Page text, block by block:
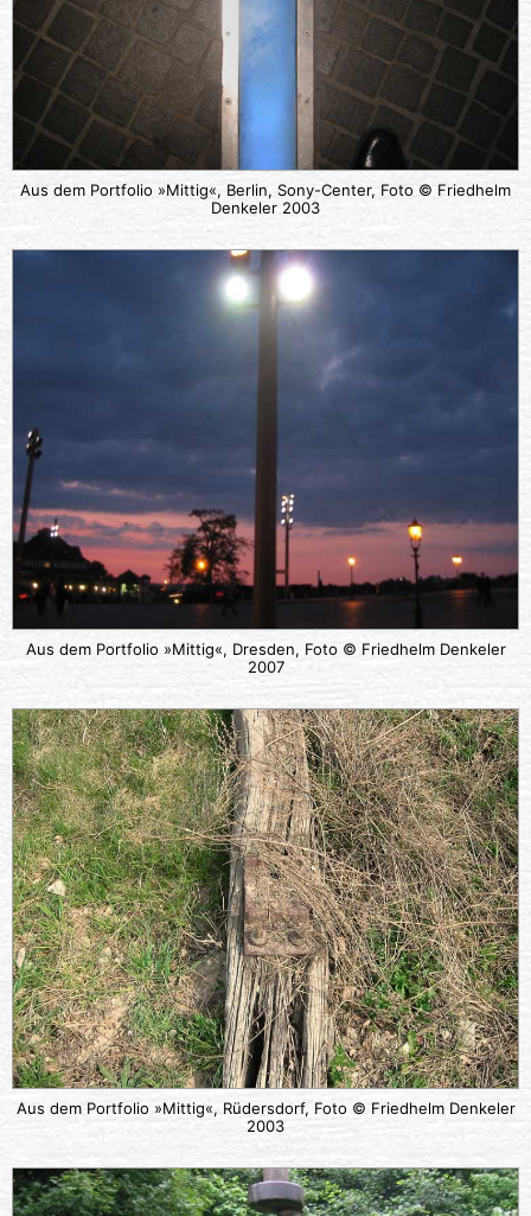
Aus dem Portfolio »Mittig«, Berlin, Sony-Center, Foto © Friedhelm
Denkeler 2003
Aus dem Portfolio »Mittig«, Dresden, Foto © Friedhelm Denkeler
2007
Aus dem Portfolio »Mittig«, Rüdersdorf, Foto © Friedhelm Denkeler
2003